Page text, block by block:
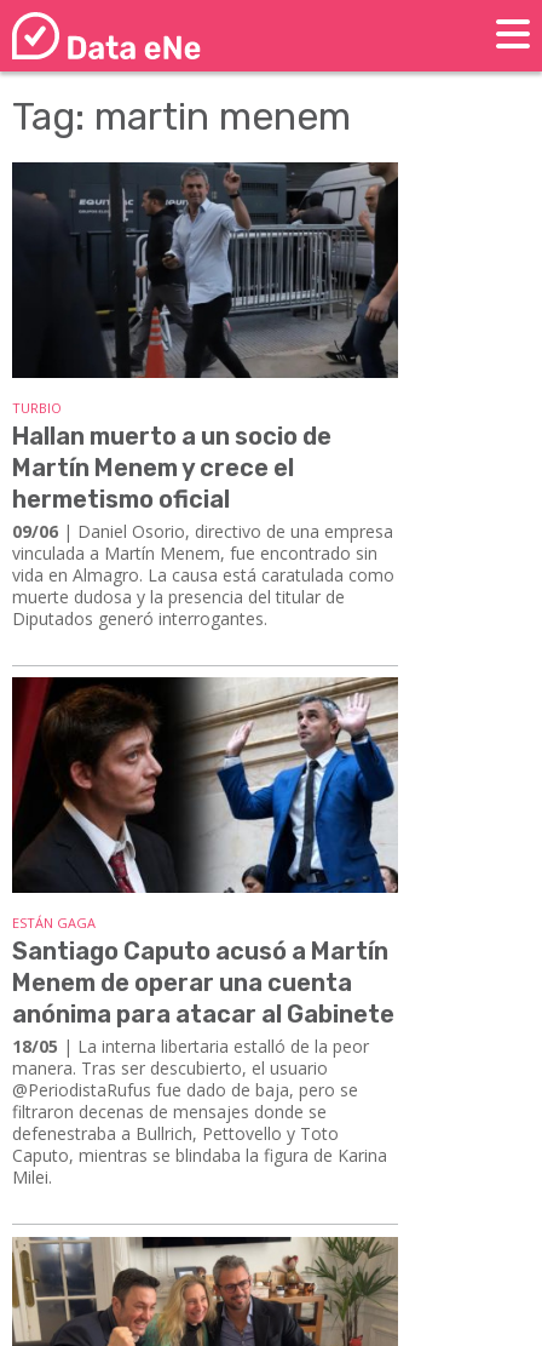
Tag: martin menem
TURBIO
Hallan muerto a un socio de
Martín Menem y crece el
hermetismo oficial
09/06 | Daniel Osorio, directivo de una empresa
vinculada a Martín Menem, fue encontrado sin
vida en Almagro. La causa está caratulada como
muerte dudosa y la presencia del titular de
Diputados generó interrogantes.
ESTÁN GAGA
Santiago Caputo acusó a Martín
Menem de operar una cuenta
anónima para atacar al Gabinete
18/05 | La interna libertaria estalló de la peor
manera. Tras ser descubierto, el usuario
@PeriodistaRufus fue dado de baja, pero se
filtraron decenas de mensajes donde se
defenestraba a Bullrich, Pettovello y Toto
Caputo, mientras se blindaba la figura de Karina
Milei.